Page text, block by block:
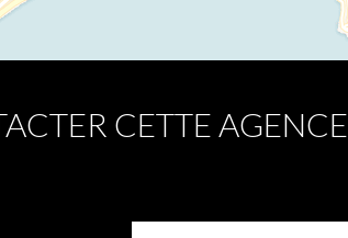
CETTE AGENCE